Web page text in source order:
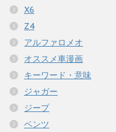
X6
Z4
アルファロメオ
オススメ車漫画
キーワード・意味
ジャガー
ジープ
ベンツ